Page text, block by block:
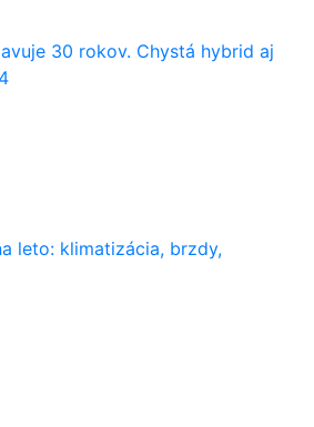
30 rokov. Chystá hybrid aj
leto: klimatizácia, brzdy,